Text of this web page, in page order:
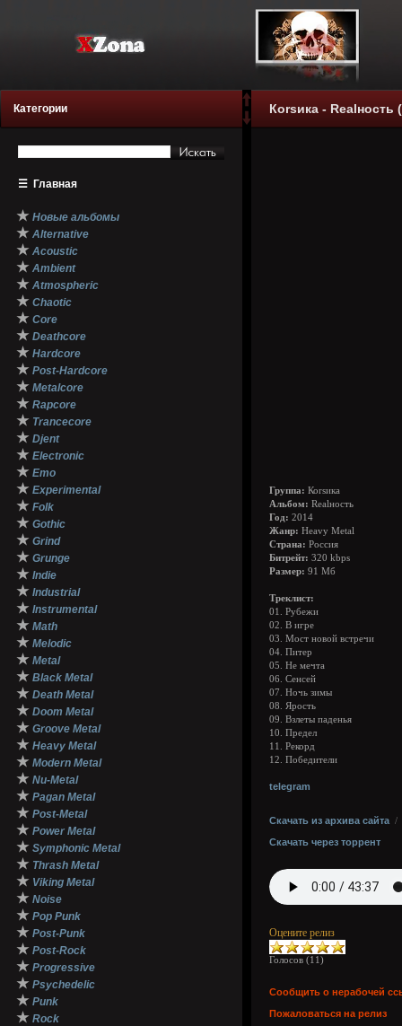
Категории
☰ Главная
★ Новые альбомы
★ Alternative
★ Acoustic
★ Ambient
★ Atmospheric
★ Chaotic
★ Core
★ Deathcore
★ Hardcore
★ Post-Hardcore
★ Metalcore
★ Rapcore
★ Trancecore
★ Djent
★ Electronic
★ Emo
★ Experimental
★ Folk
★ Gothic
★ Grind
★ Grunge
★ Indie
★ Industrial
★ Instrumental
★ Math
★ Melodic
★ Metal
★ Black Metal
★ Death Metal
★ Doom Metal
★ Groove Metal
★ Heavy Metal
★ Modern Metal
★ Nu-Metal
★ Pagan Metal
★ Post-Metal
★ Power Metal
★ Symphonic Metal
★ Thrash Metal
★ Viking Metal
★ Noise
★ Pop Punk
★ Post-Punk
★ Post-Rock
★ Progressive
★ Psychedelic
★ Punk
★ Rock
Коrsика - Realность
Группа: Коrsика
Альбом: Realность
Год: 2014
Жанр: Heavy Metal
Страна: Россия
Битрейт: 320 kbps
Размер: 91 Мб
Треклист:
01. Рубежи
02. В игре
03. Мост новой встречи
04. Питер
05. Не мечта
06. Сенсей
07. Ночь зимы
08. Ярость
09. Взлеты паденья
10. Предел
11. Рекорд
12. Победители
telegram
Скачать из архива сайта /
Скачать через торрент
Оцените релиз
Голосов (11)
Сообщить о нерабочей
Пожаловаться на релиз